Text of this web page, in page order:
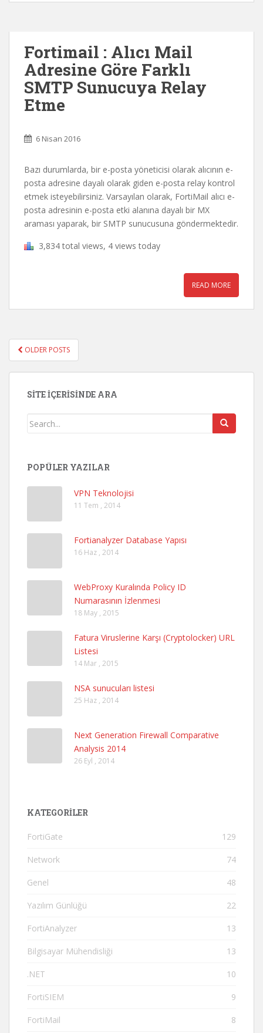
Fortimail : Alıcı Mail
Adresine Göre Farklı
SMTP Sunucuya Relay
Etme
6 Nisan 2016
Bazı durumlarda, bir e-posta yöneticisi olarak alıcının e-
posta adresine dayalı olarak giden e-posta relay kontrol
etmek isteyebilirsiniz. Varsayılan olarak, FortiMail alıcı e-
posta adresinin e-posta etki alanına dayalı bir MX
araması yaparak, bir SMTP sunucusuna göndermektedir.
3,834 total views, 4 views today
READ MORE
POSTS NAVIGATION
OLDER POSTS
SITE İÇERISINDE ARA
POPÜLER YAZILAR
VPN Teknolojisi
11 Tem , 2014
Fortianalyzer Database Yapısı
16 Haz , 2014
WebProxy Kuralında Policy ID
Numarasının İzlenmesi
18 May , 2015
Fatura Viruslerine Karşı (Cryptolocker) URL
Listesi
14 Mar , 2015
NSA sunucuları listesi
25 Haz , 2014
Next Generation Firewall Comparative
Analysis 2014
26 Eyl , 2014
KATEGORILER
FortiGate 129
Network 74
Genel 48
Yazılım Günlüğü 22
FortiAnalyzer 13
Bilgisayar Mühendisliği 13
.NET 10
FortiSIEM 9
FortiMail 8